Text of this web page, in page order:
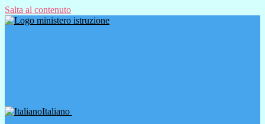
Salta al contenuto
Italiano